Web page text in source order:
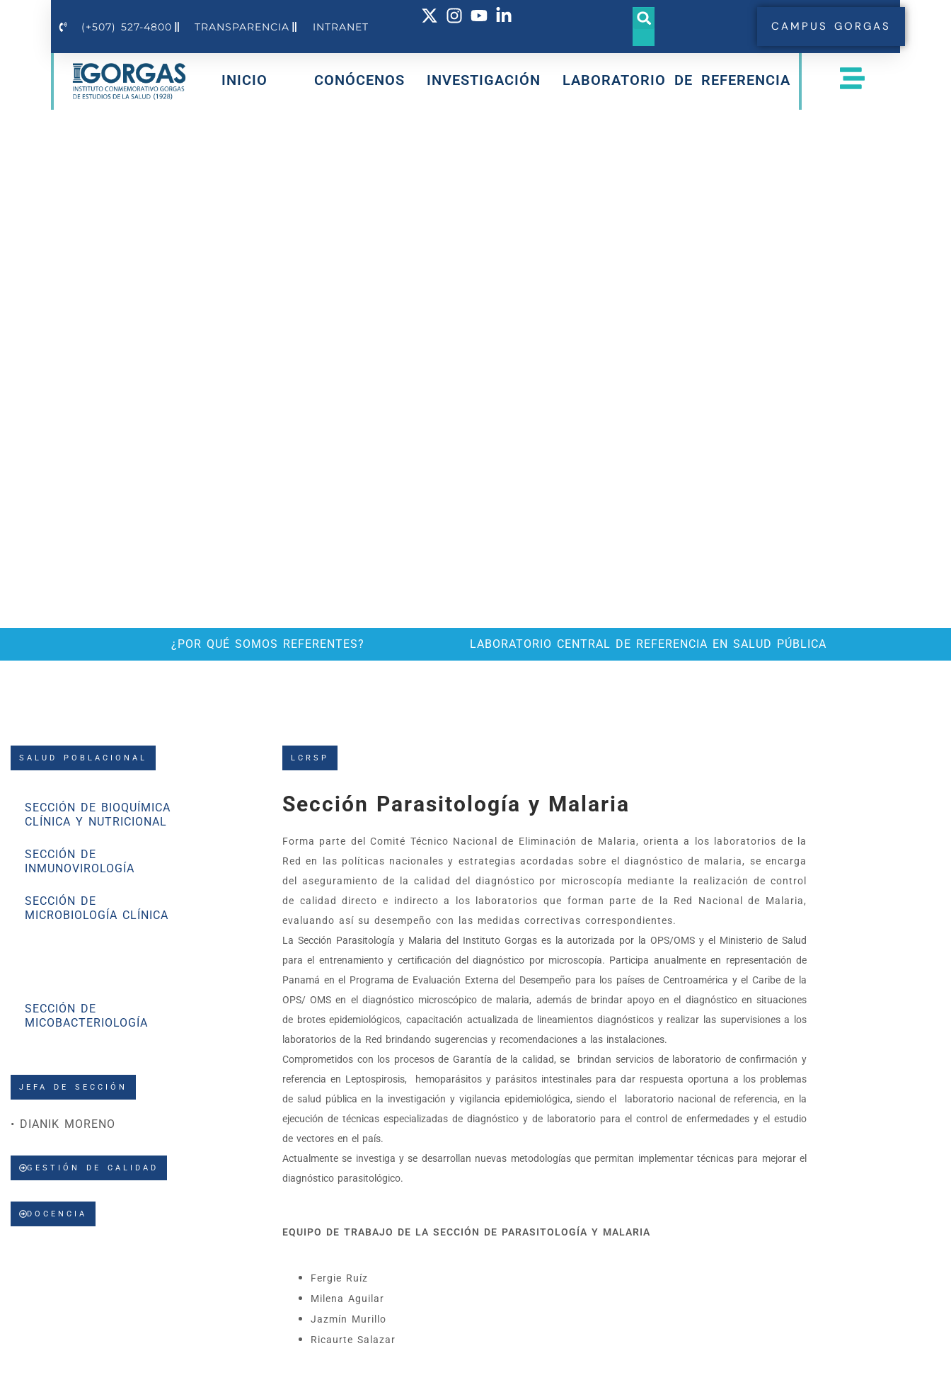
(+507) 527-4800 TRANSPARENCIA INTRANET CAMPUS GORGAS
INICIO CONÓCENOS INVESTIGACIÓN LABORATORIO DE REFERENCIA
¿POR QUÉ SOMOS REFERENTES? LABORATORIO CENTRAL DE REFERENCIA EN SALUD PÚBLICA
SALUD POBLACIONAL
SECCIÓN DE BIOQUÍMICA
CLÍNICA Y NUTRICIONAL
SECCIÓN DE
INMUNOVIROLOGÍA
SECCIÓN DE
MICROBIOLOGÍA CLÍNICA
SECCIÓN DE
MICOBACTERIOLOGÍA
JEFA DE SECCIÓN
• DIANIK MORENO
GESTIÓN DE CALIDAD
DOCENCIA
LCRSP
Sección Parasitología y Malaria
Forma parte del Comité Técnico Nacional de Eliminación de Malaria, orienta a los laboratorios de la
Red en las políticas nacionales y estrategias acordadas sobre el diagnóstico de malaria, se encarga
del aseguramiento de la calidad del diagnóstico por microscopía mediante la realización de control
de calidad directo e indirecto a los laboratorios que forman parte de la Red Nacional de Malaria,
evaluando así su desempeño con las medidas correctivas correspondientes.
La Sección Parasitología y Malaria del Instituto Gorgas es la autorizada por la OPS/OMS y el Ministerio de Salud
para el entrenamiento y certificación del diagnóstico por microscopía. Participa anualmente en representación de
Panamá en el Programa de Evaluación Externa del Desempeño para los países de Centroamérica y el Caribe de la
OPS/ OMS en el diagnóstico microscópico de malaria, además de brindar apoyo en el diagnóstico en situaciones
de brotes epidemiológicos, capacitación actualizada de lineamientos diagnósticos y realizar las supervisiones a los
laboratorios de la Red brindando sugerencias y recomendaciones a las instalaciones.
Comprometidos con los procesos de Garantía de la calidad, se brindan servicios de laboratorio de confirmación y
referencia en Leptospirosis, hemoparásitos y parásitos intestinales para dar respuesta oportuna a los problemas
de salud pública en la investigación y vigilancia epidemiológica, siendo el laboratorio nacional de referencia, en la
ejecución de técnicas especializadas de diagnóstico y de laboratorio para el control de enfermedades y el estudio
de vectores en el país.
Actualmente se investiga y se desarrollan nuevas metodologías que permitan implementar técnicas para mejorar el
diagnóstico parasitológico.
EQUIPO DE TRABAJO DE LA SECCIÓN DE PARASITOLOGÍA Y MALARIA
Fergie Ruíz
Milena Aguilar
Jazmín Murillo
Ricaurte Salazar